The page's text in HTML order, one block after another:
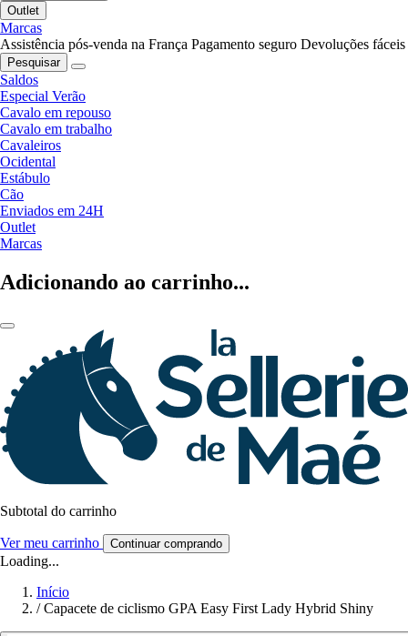
Outlet
Marcas
Assistência pós-venda na França Pagamento seguro Devoluções fáceis
Pesquisar
Saldos
Especial Verão
Cavalo em repouso
Cavalo em trabalho
Cavaleiros
Ocidental
Estábulo
Cão
Enviados em 24H
Outlet
Marcas
Adicionando ao carrinho...
Subtotal do carrinho
Ver meu carrinho Continuar comprando
Loading...
Início
/ Capacete de ciclismo GPA Easy First Lady Hybrid Shiny